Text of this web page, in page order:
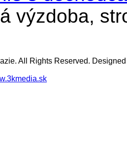
výzdoba,
All Rights Reserved.